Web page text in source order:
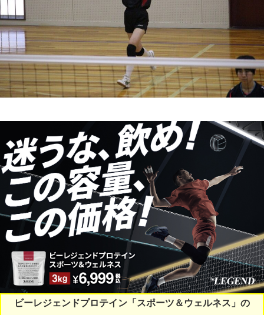
ビーレジェンドプロテイン「スポーツ＆ウェルネス」の